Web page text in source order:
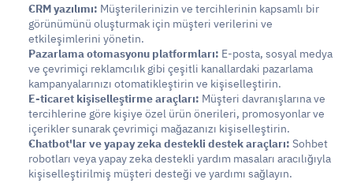
CRM yazılımı: Müşterilerinizin ve tercihlerinin kapsamlı bir
görünümünü oluşturmak için müşteri verilerini ve
etkileşimlerini yönetin.
Pazarlama otomasyonu platformları: E-posta, sosyal medya
ve çevrimiçi reklamcılık gibi çeşitli kanallardaki pazarlama
kampanyalarınızı otomatikleştirin ve kişiselleştirin.
E-ticaret kişiselleştirme araçları: Müşteri davranışlarına ve
tercihlerine göre kişiye özel ürün önerileri, promosyonlar ve
içerikler sunarak çevrimiçi mağazanızı kişiselleştirin.
Chatbot'lar ve yapay zeka destekli destek araçları: Sohbet
robotları veya yapay zeka destekli yardım masaları aracılığıyla
kişiselleştirilmiş müşteri desteği ve yardımı sağlayın.